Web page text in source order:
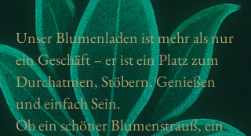
Unser Blumenladen ist mehr als nur
ein Geschäft – er ist ein Platz zum
Durchatmen, Stöbern, Genießen
und einfach Sein.
Ob ein schöner Blumenstrauß, ein